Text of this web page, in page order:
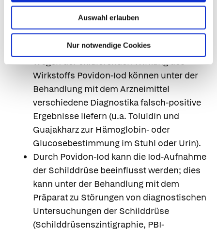
Auswahl erlauben
Nur notwendige Cookies
siehe Kategorie "Patientenhinweis".
Beeinflussung diagnostischer
Untersuchungen oder einer Radio-Iod-
Wegen der oxidierenden Wirkung des
Wirkstoffs Povidon-Iod können unter der
Behandlung mit dem Arzneimittel
verschiedene Diagnostika falsch-positive
Ergebnisse liefern (u.a. Toluidin und
Guajakharz zur Hämoglobin- oder
Glucosebestimmung im Stuhl oder Urin).
Durch Povidon-Iod kann die Iod-Aufnahme
der Schilddrüse beeinflusst werden; dies
kann unter der Behandlung mit dem
Präparat zu Störungen von diagnostischen
Untersuchungen der Schilddrüse
(Schilddrüsenszintigraphie, PBI-